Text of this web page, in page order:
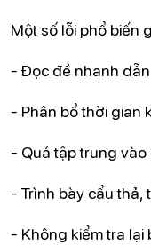
Một số lỗi phổ biến
- Đọc đề nhanh
- Phân bổ thời gian
- Quá tập trung vào
- Trình bày cẩu thả,
- Không kiểm tra lại